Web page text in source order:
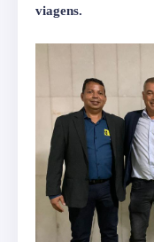
viagens.